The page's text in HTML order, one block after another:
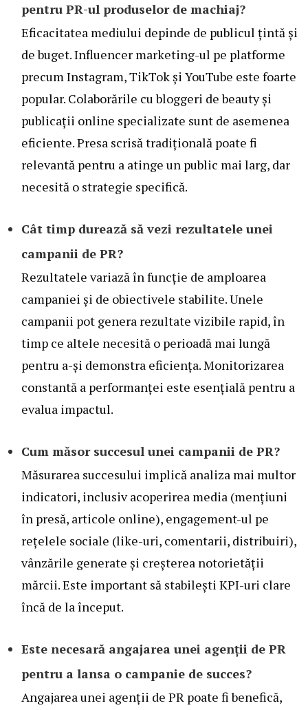
pentru PR-ul produselor de machiaj?
Eficacitatea mediului depinde de publicul țintă și
de buget. Influencer marketing-ul pe platforme
precum Instagram, TikTok și YouTube este foarte
popular. Colaborările cu bloggeri de beauty și
publicații online specializate sunt de asemenea
eficiente. Presa scrisă tradițională poate fi
relevantă pentru a atinge un public mai larg, dar
necesită o strategie specifică.
Cât timp durează să vezi rezultatele unei
campanii de PR?
Rezultatele variază în funcție de amploarea
campaniei și de obiectivele stabilite. Unele
campanii pot genera rezultate vizibile rapid, în
timp ce altele necesită o perioadă mai lungă
pentru a-și demonstra eficiența. Monitorizarea
constantă a performanței este esențială pentru a
evalua impactul.
Cum măsor succesul unei campanii de PR?
Măsurarea succesului implică analiza mai multor
indicatori, inclusiv acoperirea media (mențiuni
în presă, articole online), engagement-ul pe
rețelele sociale (like-uri, comentarii, distribuiri),
vânzările generate și creșterea notorietății
mărcii. Este important să stabilești KPI-uri clare
încă de la început.
Este necesară angajarea unei agenții de PR
pentru a lansa o campanie de succes?
Angajarea unei agenții de PR poate fi benefică,